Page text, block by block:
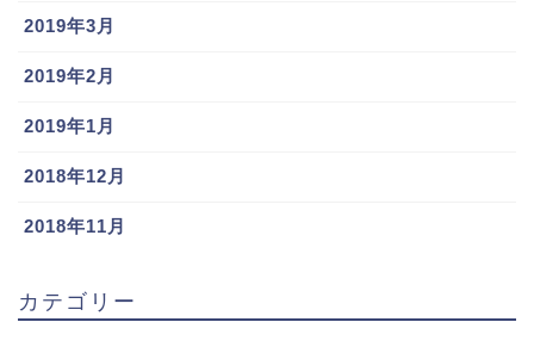
2019年3月
2019年2月
2019年1月
2018年12月
2018年11月
カテゴリー